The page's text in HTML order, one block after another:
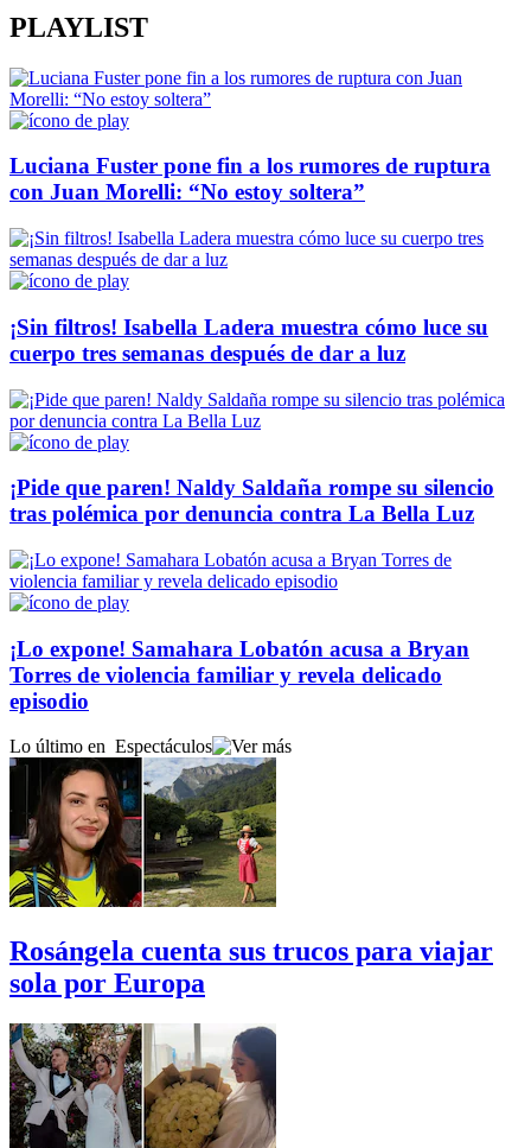
PLAYLIST
Luciana Fuster pone fin a los rumores de ruptura
con Juan Morelli: “No estoy soltera”
¡Sin filtros! Isabella Ladera muestra cómo luce su
cuerpo tres semanas después de dar a luz
¡Pide que paren! Naldy Saldaña rompe su silencio
tras polémica por denuncia contra La Bella Luz
¡Lo expone! Samahara Lobatón acusa a Bryan
Torres de violencia familiar y revela delicado
episodio
Lo último en Espectáculos
Rosángela cuenta sus trucos para viajar
sola por Europa